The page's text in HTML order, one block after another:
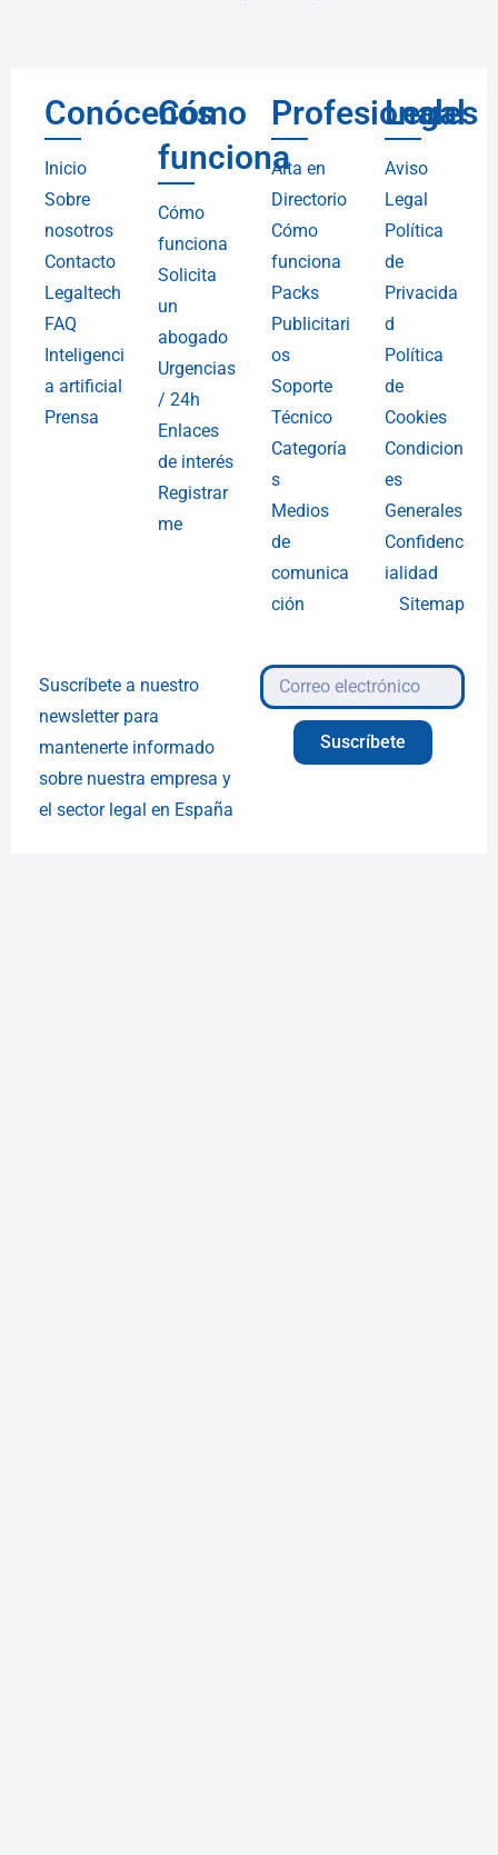
Conócenos
Inicio
Sobre
nosotros
Contacto
Legaltech
FAQ
Inteligenci
a artificial
Prensa
Cómo
funciona
Cómo
funciona
Solicita
un
abogado
Urgencias
/ 24h
Enlaces
de interés
Registrar
me
Profesionales
Alta en
Directorio
Cómo
funciona
Packs
Publicitari
os
Soporte
Técnico
Categoría
s
Medios
de
comunica
ción
Legal
Aviso
Legal
Política
de
Privacida
d
Política
de
Cookies
Condicion
es
Generales
Confidenc
ialidad
Sitemap
Suscríbete a nuestro
newsletter para
mantenerte informado
sobre nuestra empresa y
el sector legal en España
Suscríbete